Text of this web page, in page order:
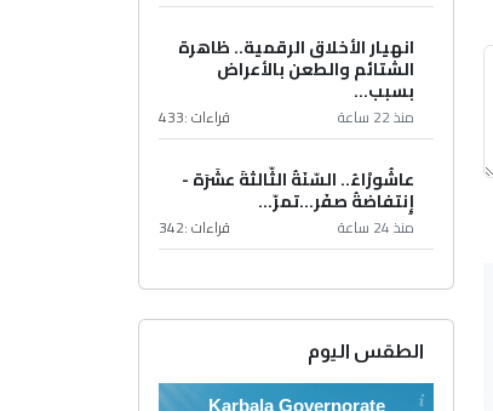
انهيار الأخلاق الرقمية.. ظاهرة
الشتائم والطعن بالأعراض
بسبب...
منذ 22 ساعة قراءات :433
عاشُورْاءُ.. السّنَةُ الثّالثةَ عشَرَة -
إِنتفاضةُ صفَر…تمرّ...
منذ 24 ساعة قراءات :342
الطقس اليوم
Karbala Governorate